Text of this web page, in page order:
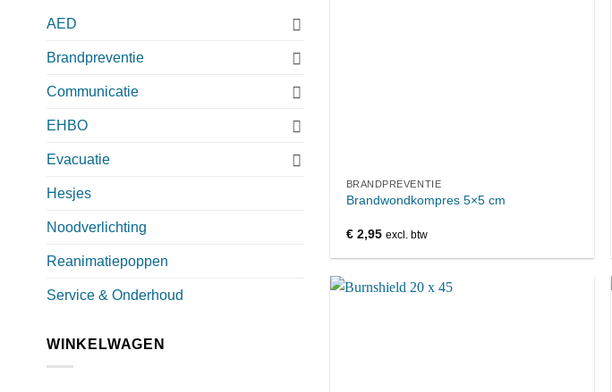
AED
Brandpreventie
Communicatie
EHBO
Evacuatie
Hesjes
Noodverlichting
Reanimatiepoppen
Service & Onderhoud
WINKELWAGEN
BRANDPREVENTIE
Brandwondkompres 5×5 cm
€2,95 excl. btw